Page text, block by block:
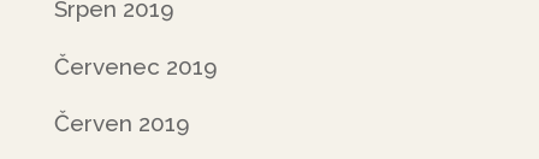
Srpen 2019
Červenec 2019
Červen 2019